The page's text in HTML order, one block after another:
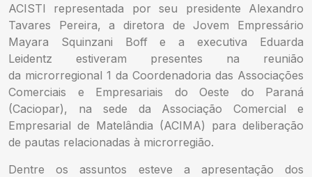
ACISTI representada por seu presidente Alexandro
Tavares Pereira, a diretora de Jovem Empressário
Mayara Squinzani Boff e a executiva Eduarda
Leidentz estiveram presentes na reunião
da microrregional 1 da Coordenadoria das Associações
Comerciais e Empresariais do Oeste do Paraná
(Caciopar), na sede da Associação Comercial e
Empresarial de Matelândia (ACIMA) para deliberação
de pautas relacionadas à microrregião.
Dentre os assuntos esteve a apresentação dos